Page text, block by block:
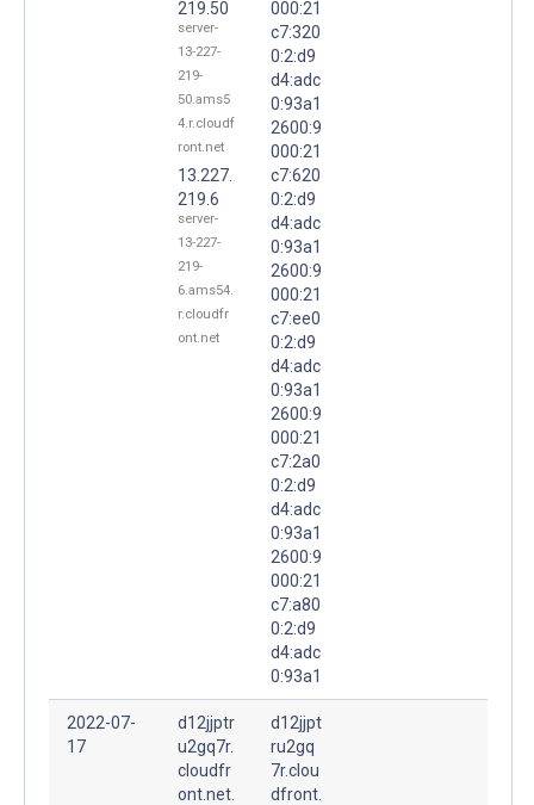
219.50
server-
13-227-
219-
50.ams5
4.r.cloudf
ront.net
13.227.
219.6
server-
13-227-
219-
6.ams54.
r.cloudfr
ont.net
000:21
c7:320
0:2:d9
d4:adc
0:93a1
2600:9
000:21
c7:620
0:2:d9
d4:adc
0:93a1
2600:9
000:21
c7:ee0
0:2:d9
d4:adc
0:93a1
2600:9
000:21
c7:2a0
0:2:d9
d4:adc
0:93a1
2600:9
000:21
c7:a80
0:2:d9
d4:adc
0:93a1
2022-07-
17
d12jjptr
u2gq7r.
cloudfr
ont.net.
d12jjpt
ru2gq
7r.clou
dfront.